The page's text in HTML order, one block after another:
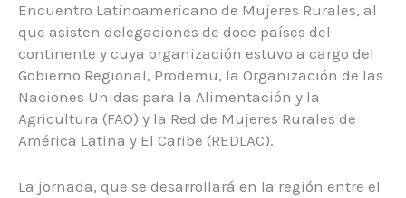
Encuentro Latinoamericano de Mujeres Rurales, al
que asisten delegaciones de doce países del
continente y cuya organización estuvo a cargo del
Gobierno Regional, Prodemu, la Organización de las
Naciones Unidas para la Alimentación y la
Agricultura (FAO) y la Red de Mujeres Rurales de
América Latina y El Caribe (REDLAC).
La jornada, que se desarrollará en la región entre el